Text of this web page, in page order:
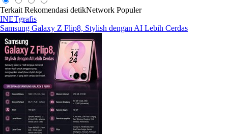
Terkait Rekomendasi detikNetwork Populer
INETgrafis
Samsung Galaxy Z Flip8, Stylish dengan AI Lebih Cerdas